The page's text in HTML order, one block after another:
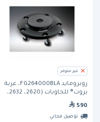
غير متوفر
روبرومايد FG264000BLA، عربة
بروت® للحاويات (2620، 2632،
590
توصيل مجاني